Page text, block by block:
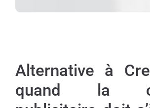
Alternative à
quand la